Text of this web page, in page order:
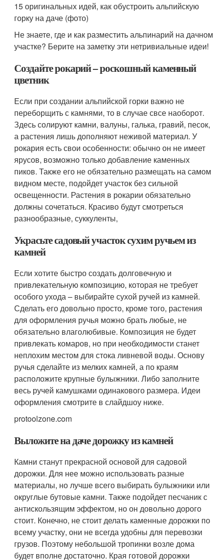
15 оригинальных идей, как обустроить альпийскую
горку на даче (фото)
Не знаете, где и как разместить альпинарий на дачном
участке? Берите на заметку эти нетривиальные идеи!
Создайте рокарий – роскошный каменный
цветник
Если при создании альпийской горки важно не
переборщить с камнями, то в случае свсе наоборот.
Здесь солируют камни, валуны, галька, гравий, песок,
а растения лишь дополняют неживой материал. У
рокария есть свои особенности: обычно он не имеет
ярусов, возможно только добавление каменных
пиков. Также его не обязательно размещать на самом
видном месте, подойдет участок без сильной
освещенности. Растения в рокарии обязательно
должны сочетаться. Красиво будут смотреться
разнообразные, суккуленты,
Украсьте садовый участок сухим ручьем из
камней
Если хотите быстро создать долговечную и
привлекательную композицию, которая не требует
особого ухода – выбирайте сухой ручей из камней.
Сделать его довольно просто, кроме того, растения
для оформления ручья можно брать любые, не
обязательно влаголюбивые. Композиция не будет
привлекать комаров, но при необходимости станет
неплохим местом для стока ливневой воды. Основу
ручья сделайте из мелких камней, а по краям
расположите крупные булыжники. Либо заполните
весь ручей камушками одинакового размера. Идеи
оформления смотрите в слайдшоу ниже.
protoolzone.com
Выложите на даче дорожку из камней
Камни станут прекрасной основой для садовой
дорожки. Для нее можно использовать разные
материалы, но лучше всего выбирать булыжники или
округлые бутовые камни. Также подойдет песчаник с
антискользящим эффектом, но он довольно дорого
стоит. Конечно, не стоит делать каменные дорожки по
всему участку, они не всегда удобны для перевозки
грузов. Поэтому небольшой тропинки возле дома
будет вполне достаточно. Края готовой дорожки